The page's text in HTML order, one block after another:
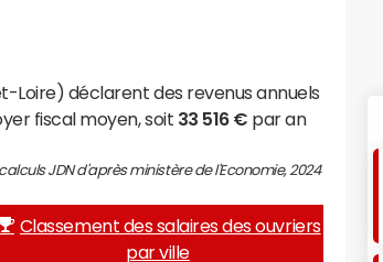
Loire) déclarent des revenus annuels
fiscal moyen, soit 33 516 € par an
JDN d'après ministère de l'Economie, 2024
Classement des salaires des ouvriers
par ville